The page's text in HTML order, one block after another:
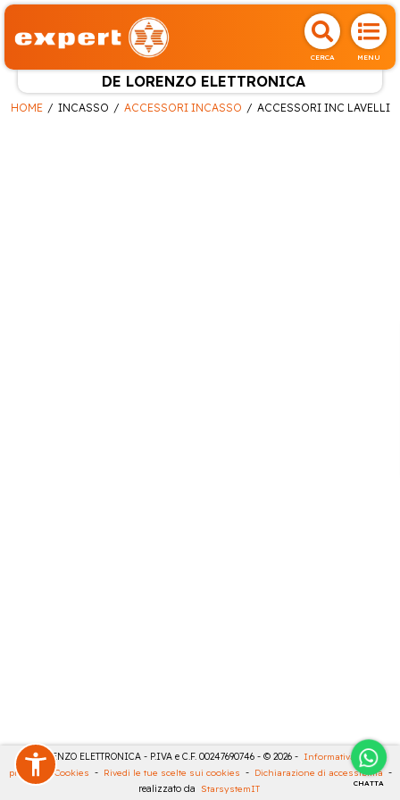
CERCA MENU
DE LORENZO ELETTRONICA
CHATTA
HOME INCASSO ACCESSORI INCASSO ACCESSORI INC LAVELLI
DE LORENZO ELETTRONICA - P.IVA e C.F. 00247690746 - © 2026 - Informativa sulla
privacy
Cookies - Rivedi le tue scelte sui cookies - Dichiarazione di accessibilità -
realizzato da StarsystemIT